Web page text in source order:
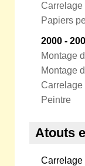
Carrelage
Papiers
2000 -
Montage
Montage
Carrelage
Peintre
Atouts
Carrelage